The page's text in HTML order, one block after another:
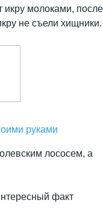
молоками, после
не съели хищники.
руками
факт